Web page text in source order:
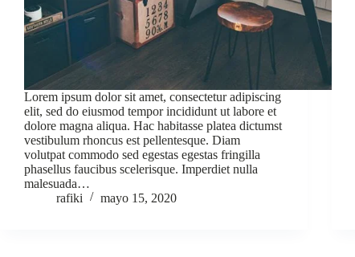
Lorem ipsum dolor sit amet, consectetur adipiscing
elit, sed do eiusmod tempor incididunt ut labore et
dolore magna aliqua. Hac habitasse platea dictumst
vestibulum rhoncus est pellentesque. Diam
volutpat commodo sed egestas egestas fringilla
phasellus faucibus scelerisque. Imperdiet nulla
malesuada…
rafiki
mayo 15, 2020